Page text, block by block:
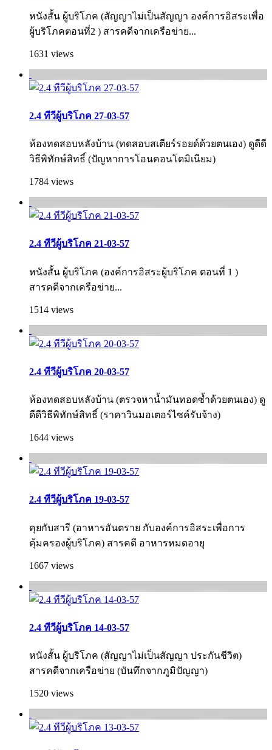
หนังสั้น ผู้บริโภค (สัญญาไม่เป็นสัญญา องค์การอิสระเพื่อ
ผู้บริโภคตอนที่2 ) สารคดีจากเครือข่าย...
1631 views
2.4 ทีวีผู้บริโภค 27-03-57
ห้องทดสอบหลังบ้าน (ทดสอบสเตียร์รอยด์ด้วยตนเอง) ดูดีดี
วิธีพิทักษ์สิทธิ์ (ปัญหาการโอนคอนโดมิเนียม)
1784 views
2.4 ทีวีผู้บริโภค 21-03-57
หนังสั้น ผู้บริโภค (องค์การอิสระผู้บริโภค ตอนที่ 1 )
สารคดีจากเครือข่าย...
1514 views
2.4 ทีวีผู้บริโภค 20-03-57
ห้องทดสอบหลังบ้าน (ตรวจหาน้ำมันทอดซ้ำด้วยตนเอง) ดู
ดีดีวิธีพิทักษ์สิทธิ์ (ราคาวินมอเตอร์ไซค์รับจ้าง)
1644 views
2.4 ทีวีผู้บริโภค 19-03-57
คุยกับสารี (อาหารอันตราย กับองค์การอิสระเพื่อการ
คุ้มครองผู้บริโภค­) สารคดี อาหารหมดอายุ
1667 views
2.4 ทีวีผู้บริโภค 14-03-57
หนังสั้น ผู้บริโภค (สัญญาไม่เป็นสัญญา ประกันชีวิต)
สารคดีจากเครือข่าย (บันทึกจากภูมิปัญญา)
1520 views